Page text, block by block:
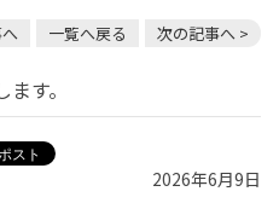
一覧へ戻る 次の記事へ >
す。
2026年6月9日